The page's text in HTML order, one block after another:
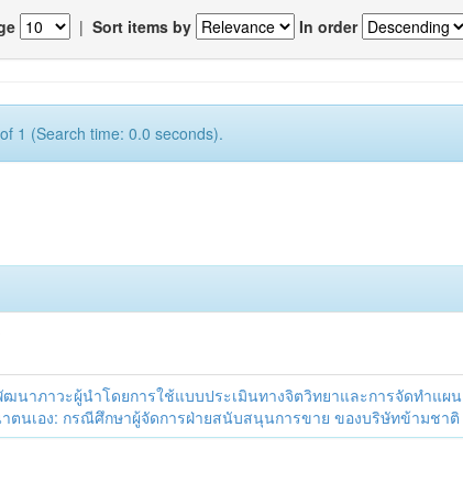
| Sort items by In order
1 (Search time: 0.0 seconds).
ฒนาภาวะผู้นำโดยการใช้แบบประเมินทางจิตวิทยาและการจัดทำแผน
ตนเอง: กรณีศึกษาผู้จัดการฝ่ายสนับสนุนการขาย ของบริษัทข้ามชาติ